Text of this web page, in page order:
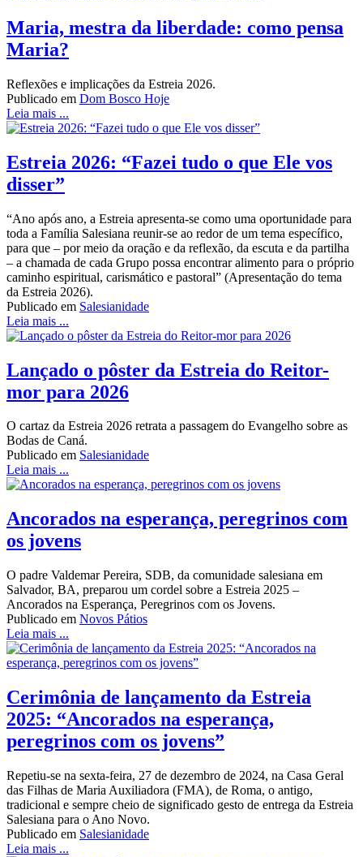
Maria, mestra da liberdade: como pensa
Maria?
Reflexões e implicações da Estreia 2026.
Publicado em Dom Bosco Hoje
Leia mais ...
Estreia 2026: “Fazei tudo o que Ele vos
disser”
“Ano após ano, a Estreia apresenta-se como uma oportunidade para
toda a Família Salesiana reunir-se ao redor de um tema específico,
para que – por meio da oração e da reflexão, da escuta e da partilha
– a chamada de cada Grupo possa encontrar alimento para o próprio
caminho espiritual, carismático e pastoral” (Apresentação do tema
da Estreia 2026).
Publicado em Salesianidade
Leia mais ...
Lançado o pôster da Estreia do Reitor-
mor para 2026
O cartaz da Estreia 2026 retrata a passagem do Evangelho sobre as
Bodas de Caná.
Publicado em Salesianidade
Leia mais ...
Ancorados na esperança, peregrinos com
os jovens
O padre Valdemar Pereira, SDB, da comunidade salesiana em
Salvador, BA, preparou um cordel sobre a Estreia 2025 –
Ancorados na Esperança, Peregrinos com os Jovens.
Publicado em Novos Pátios
Leia mais ...
Cerimônia de lançamento da Estreia
2025: “Ancorados na esperança,
peregrinos com os jovens”
Repetiu-se na sexta-feira, 27 de dezembro de 2024, na Casa Geral
das Filhas de Maria Auxiliadora (FMA), de Roma, o antigo,
tradicional e sempre cheio de significado gesto de entrega da Estreia
Salesiana para o Ano Novo.
Publicado em Salesianidade
Leia mais ...